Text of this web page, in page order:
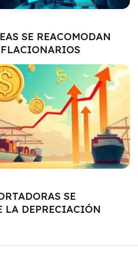
SE REACOMODAN
SE
LA DEPRECIACIÓN